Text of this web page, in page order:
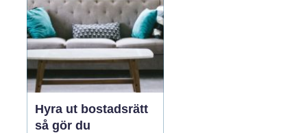
vara en attraktiv plats
för fam...
Hyra ut bostadsrätt
så gör du